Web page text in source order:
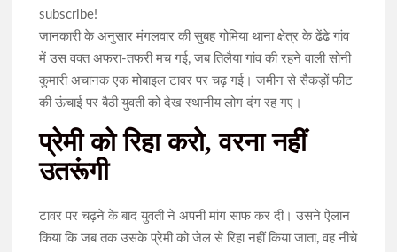
subscribe!
जानकारी के अनुसार मंगलवार की सुबह गोमिया थाना क्षेत्र के ढेंढे गांव
में उस वक्त अफरा-तफरी मच गई, जब तिलैया गांव की रहने वाली सोनी
कुमारी अचानक एक मोबाइल टावर पर चढ़ गई। जमीन से सैकड़ों फीट
की ऊंचाई पर बैठी युवती को देख स्थानीय लोग दंग रह गए।
प्रेमी को रिहा करो, वरना नहीं
उतरूंगी
टावर पर चढ़ने के बाद युवती ने अपनी मांग साफ कर दी। उसने ऐलान
किया कि जब तक उसके प्रेमी को जेल से रिहा नहीं किया जाता, वह नीचे